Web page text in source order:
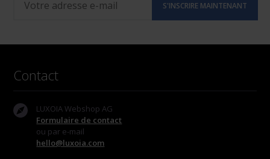
Contact
LUXOIA Webshop AG
Formulaire de contact
ou par e-mail
hello@luxoia.com